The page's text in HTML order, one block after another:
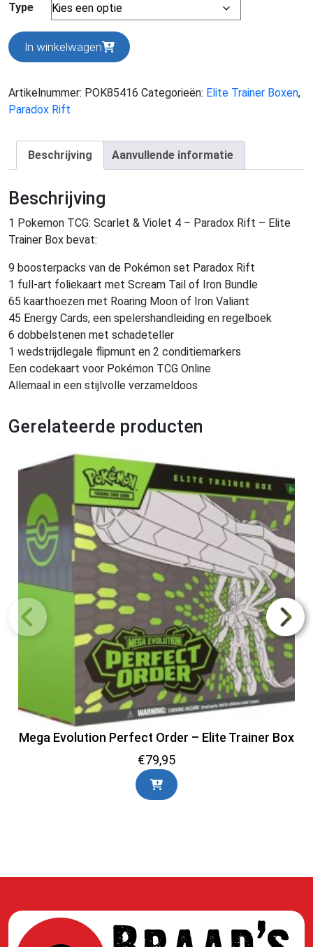
Type
Paradox
Rift
Trainer
Box
In winkelwagen
Artikelnummer: POK85416 Categorieën: Elite Trainer Boxen,
Paradox Rift
Beschrijving Aanvullende informatie
Beschrijving
1 Pokemon TCG: Scarlet & Violet 4 – Paradox Rift – Elite
Trainer Box bevat:
9 boosterpacks van de Pokémon set Paradox Rift
1 full-art foliekaart met Scream Tail of Iron Bundle
65 kaarthoezen met Roaring Moon of Iron Valiant
45 Energy Cards, een spelershandleiding en regelboek
6 dobbelstenen met schadeteller
1 wedstrijdlegale flipmunt en 2 conditiemarkers
Een codekaart voor Pokémon TCG Online
Allemaal in een stijlvolle verzameldoos
Gerelateerde producten
Mega Evolution Perfect Order – Elite Trainer Box
€79,95